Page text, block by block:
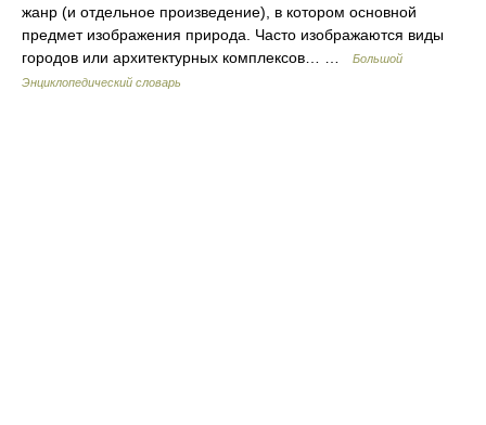
жанр (и отдельное произведение), в котором основной
предмет изображения природа. Часто изображаются виды
городов или архитектурных комплексов… …
Большой
Энциклопедический словарь